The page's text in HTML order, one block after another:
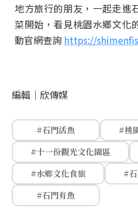
地方旅行的朋友，一起走進
菜開始，看見桃園水鄉文化
動官網查詢 https://
編輯｜ 欣傳媒
#石門活魚
#桃
#十一份觀光文化園區
#水鄉文化食旅
#
#石門有魚